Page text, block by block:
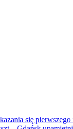
się pierwszego